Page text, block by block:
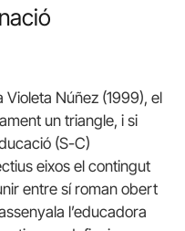
Núñez (1999), el
un triangle, i si
(S-C)
eixos el contingut
entre sí roman obert
l’educadora